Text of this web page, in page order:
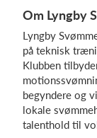
Hvad
Om Lyngby
Lyngby
på teknisk
Klubben
begyndere og
lokale
talenthold til